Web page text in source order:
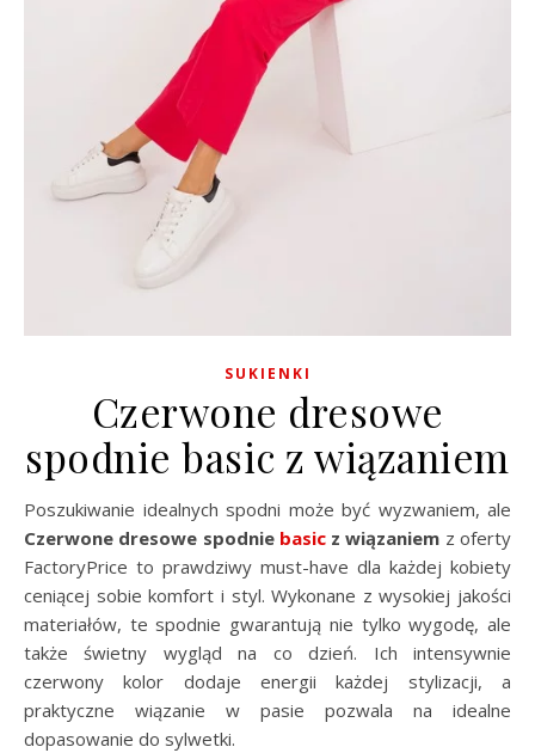
SUKIENKI
Czerwone dresowe
spodnie basic z wiązaniem
Poszukiwanie idealnych spodni może być wyzwaniem, ale
Czerwone dresowe spodnie basicz wiązaniem z oferty
FactoryPrice to prawdziwy must-have dla każdej kobiety
ceniącej sobie komfort i styl. Wykonane z wysokiej jakości
materiałów, te spodnie gwarantują nie tylko wygodę, ale
także świetny wygląd na co dzień. Ich intensywnie
czerwony kolor dodaje energii każdej stylizacji, a
praktyczne wiązanie w pasie pozwala na idealne
dopasowanie do sylwetki.